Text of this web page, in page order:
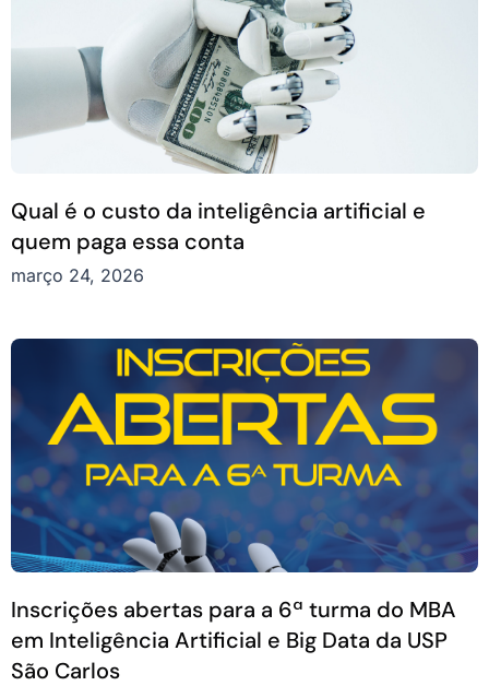
Qual é o custo da inteligência artificial e
quem paga essa conta
março 24, 2026
Inscrições abertas para a 6ª turma do MBA
em Inteligência Artificial e Big Data da USP
São Carlos